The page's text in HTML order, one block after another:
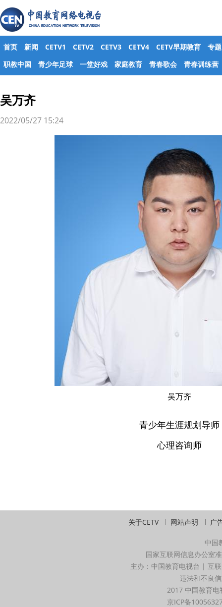
首页 新闻 CETV1 CETV2 CETV3 CETV4 CETV早期教育
专题
职教中国
青少年足球 一堂好戏 家庭教育 青春歌会 青春训练营
吴万齐
2022/05/27 15:24
吴万齐
青少年生涯规划导师
心理咨询师
关于CETV 网站声明 广
中国
国家互联网信息办公室
主办：中国教育电视台 | 互
违法和不良
2017 中国教育
京ICP备